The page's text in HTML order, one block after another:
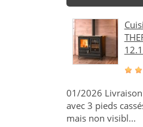
01/2026
avec 3 pieds
mais non visibl...